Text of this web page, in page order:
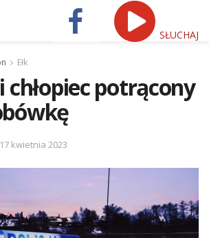
SŁUCHAJ
Ełk
potrącony
17 kwietnia 2023